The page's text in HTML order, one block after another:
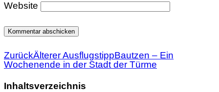
Website
ZurückÄlterer AusflugstippBautzen – Ein
Wochenende in der Stadt der Türme
Inhaltsverzeichnis